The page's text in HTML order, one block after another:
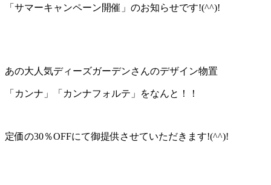
「サマーキャンペーン開催」のお知らせです!(^^)!
あの大人気ディーズガーデンさんのデザイン物置
「カンナ」「カンナフォルテ」をなんと！！
定価の30％OFFにて御提供させていただきます!(^^)!